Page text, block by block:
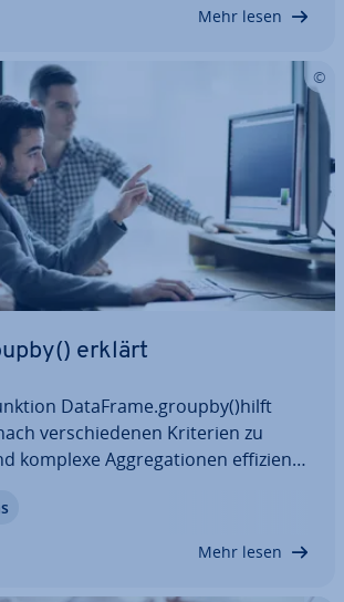
Mehr lesen
erklärt
DataFrame.groupby()hilft
ver­schie­de­nen Kriterien zu
komplexe Ag­gre­ga­tio­nen effizient
können Analysen schneller und
Mehr lesen